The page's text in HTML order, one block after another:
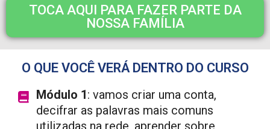
TOCA AQUI PARA FAZER PARTE DA
NOSSA FAMÍLIA
O QUE VOCÊ VERÁ DENTRO DO CURSO
Módulo 1: vamos criar uma conta,
decifrar as palavras mais comuns